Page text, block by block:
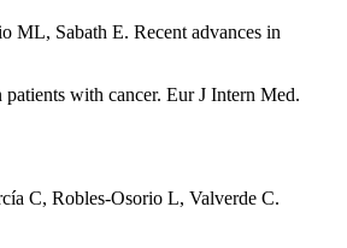
ML, Sabath E. Recent advances in
with cancer. Eur J Intern Med.
C, Robles-Osorio L, Valverde C.